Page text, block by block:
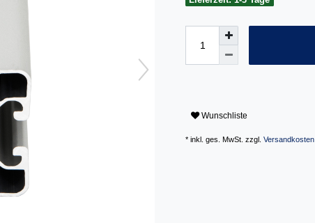
Wunschliste
* inkl. ges. MwSt. zzgl. Versandkosten